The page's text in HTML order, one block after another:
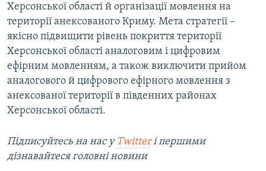
Херсонської області й організації мовлення на
території анексованого Криму. Мета стратегії –
якісно підвищити рівень покриття території
Херсонської області аналоговим і цифровим
ефірним мовленням, а також виключити прийом
аналогового й цифрового ефірного мовлення з
анексованої території в південних районах
Херсонської області.
Підписуйтесь на наc у Twitterі першими
дізнавайтеся головні новини